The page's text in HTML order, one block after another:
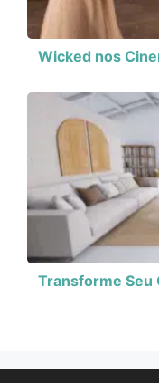
Wicked nos
Transforme Seu